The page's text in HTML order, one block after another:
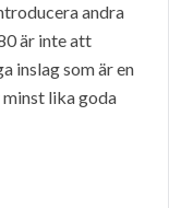
andra
är inte att
inslag som är en
minst lika goda